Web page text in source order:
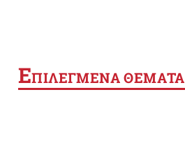
ΕΠΙΛΕΓΜΕΝΑ ΘΕΜΑΤΑ